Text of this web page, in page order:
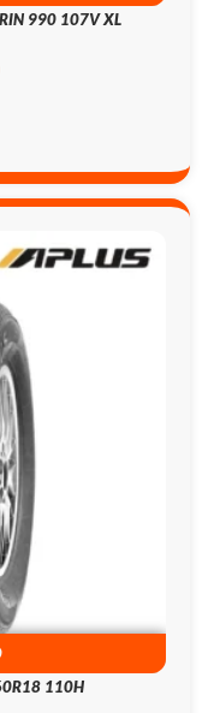
990 107V XL
110H